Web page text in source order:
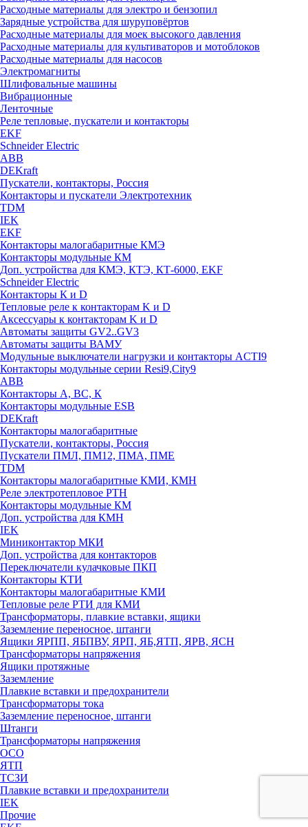
Расходные материалы для электро и бензопил
Зарядные устройства для шуруповёртов
Расходные материалы для моек высокого давления
Расходные материалы для культиваторов и мотоблоков
Расходные материалы для насосов
Электромагниты
Шлифовальные машины
Вибрационные
Ленточные
Реле тепловые, пускатели и контакторы
EKF
Schneider Electric
ABB
DEKraft
Пускатели, контакторы, Россия
Контакторы и пускатели Электротехник
TDM
IEK
EKF
Контакторы малогабаритные КМЭ
Контакторы модульные КМ
Доп. устройства для КМЭ, КТЭ, КТ-6000, EKF
Schneider Electric
Контакторы К и D
Тепловые реле к контакторам K и D
Аксессуары к контакторам K и D
Автоматы защиты GV2..GV3
Автоматы защиты ВАМУ
Модульные выключатели нагрузки и контакторы ACTI9
Контакторы модульные серии Resi9,City9
ABB
Контакторы А, ВС, К
Контакторы модульные ESB
DEKraft
Контакторы малогабаритные
Пускатели, контакторы, Россия
Пускатели ПМЛ, ПМ12, ПМА, ПМЕ
TDM
Контакторы малогабаритные КМИ, КМН
Реле электротепловое РТН
Контакторы модульные КМ
Доп. устройства для КМН
IEK
Миниконтактор МКИ
Доп. устройства для контакторов
Переключатели кулачковые ПКП
Контакторы КТИ
Контакторы малогабаритные КМИ
Тепловые реле РTИ для КМИ
Трансформаторы, плавкие вставки, ящики
Заземление переносное, штанги
Ящики ЯРПП, ЯБПВУ, ЯРП, ЯБ,ЯТП, ЯРВ, ЯСН
Трансформаторы напряжения
Ящики протяжные
Заземление
Плавкие вставки и предохранители
Трансформаторы тока
Заземление переносное, штанги
Штанги
Трансформаторы напряжения
ОСО
ЯТП
ТСЗИ
Плавкие вставки и предохранители
IEK
Прочие